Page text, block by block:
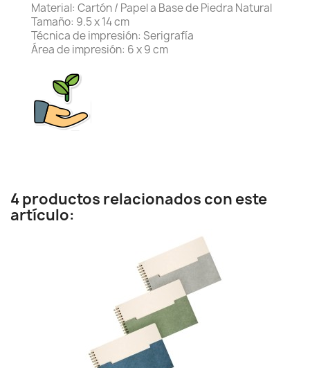
Material: Cartón / Papel a Base de Piedra Natural
Tamaño: 9.5 x 14 cm
Técnica de impresión: Serigrafía
Área de impresión: 6 x 9 cm
4 productos relacionados con este
artículo: